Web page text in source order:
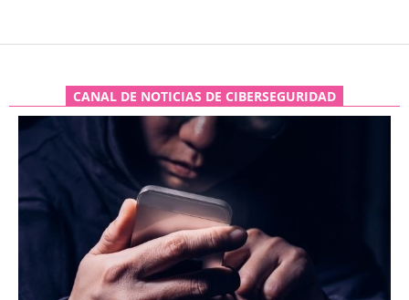
CANAL DE NOTICIAS DE CIBERSEGURIDAD